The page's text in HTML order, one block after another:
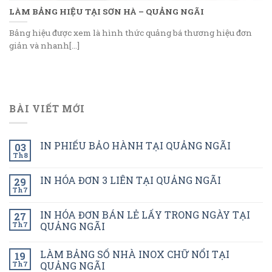
LÀM BẢNG HIỆU TẠI SƠN HÀ – QUẢNG NGÃI
Bảng hiệu được xem là hình thức quảng bá thương hiệu đơn
giản và nhanh[...]
BÀI VIẾT MỚI
03
Th8
IN PHIẾU BẢO HÀNH TẠI QUẢNG NGÃI
29
Th7
IN HÓA ĐƠN 3 LIÊN TẠI QUẢNG NGÃI
27
Th7
IN HÓA ĐƠN BÁN LẺ LẤY TRONG NGÀY TẠI
QUẢNG NGÃI
19
Th7
LÀM BẢNG SỐ NHÀ INOX CHỮ NỔI TẠI
QUẢNG NGÃI